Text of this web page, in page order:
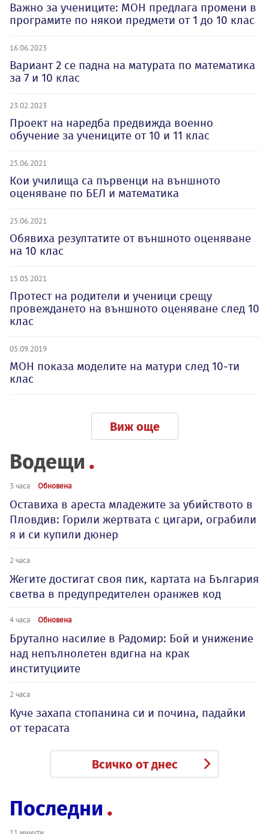
Важно за учениците: МОН предлага промени в
програмите по някои предмети от 1 до 10 клас
16.06.2023
Вариант 2 се падна на матурата по математика
за 7 и 10 клас
23.02.2023
Проект на наредба предвижда военно
обучение за учениците от 10 и 11 клас
25.06.2021
Кои училища са първенци на външното
оценяване по БЕЛ и математика
25.06.2021
Обявиха резултатите от външното оценяване
на 10 клас
15.05.2021
Протест на родители и ученици срещу
провеждането на външното оценяване след 10
клас
05.09.2019
МОН показа моделите на матури след 10-ти
клас
Виж още
Водещи
3 часа Обновена
Оставиха в ареста младежите за убийството в
Пловдив: Горили жертвата с цигари, ограбили
я и си купили дюнер
2 часа
Жегите достигат своя пик, картата на България
светва в предупредителен оранжев код
4 часа Обновена
Брутално насилие в Радомир: Бой и унижение
над непълнолетен вдигна на крак
институциите
2 часа
Куче захапа стопанина си и почина, падайки
от терасата
Всичко от днес
Последни